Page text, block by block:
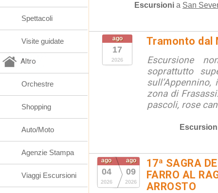
Escursioni a San
ago
17
2026
Tramonto dal
Escursione
soprattutto
zona di
pascoli, rose
ago
04
2026
ago
09
2026
17ª SAGRA
FARRO AL
ARROSTO
Spettacoli
Visite guidate
Altro
Orchestre
Shopping
Auto/Moto
Agenzie Stampa
Viaggi Escursioni